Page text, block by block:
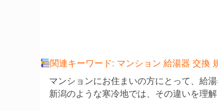
関連キーワード: マンション 給湯器 交換
マンションにお住まいの方にとって、給
新潟のような寒冷地では、その違いを理